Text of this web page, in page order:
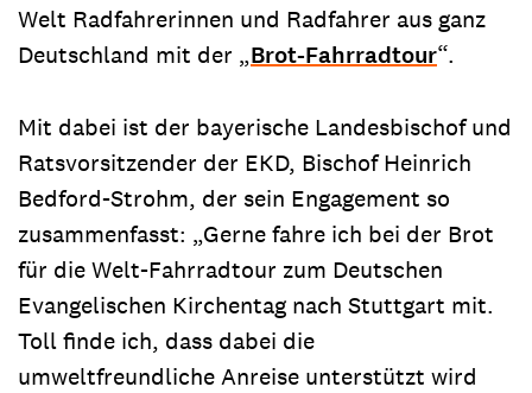
Welt Radfahrerinnen und Radfahrer aus ganz
Deutschland mit der „Brot-Fahrradtour“.
Mit dabei ist der bayerische Landesbischof und
Ratsvorsitzender der EKD, Bischof Heinrich
Bedford-Strohm, der sein Engagement so
zusammenfasst: „Gerne fahre ich bei der Brot
für die Welt-Fahrradtour zum Deutschen
Evangelischen Kirchentag nach Stuttgart mit.
Toll finde ich, dass dabei die
umweltfreundliche Anreise unterstützt wird